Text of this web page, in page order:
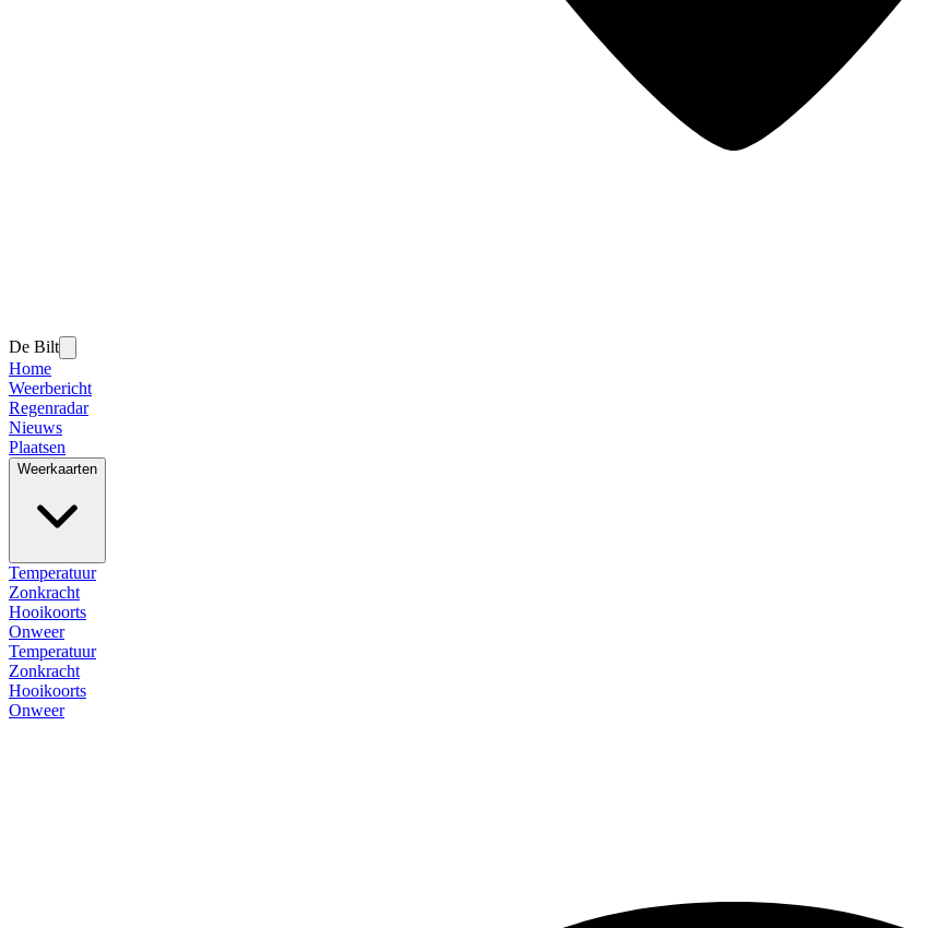
De Bilt
Home
Weerbericht
Regenradar
Nieuws
Plaatsen
Weerkaarten
Temperatuur
Zonkracht
Hooikoorts
Onweer
Temperatuur
Zonkracht
Hooikoorts
Onweer